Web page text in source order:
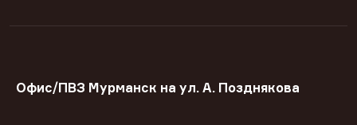
Офис/ПВЗ Мурманск на ул. А. Позднякова